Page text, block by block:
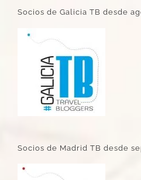
Socios de Galicia TB desde
Socios de Madrid TB desde